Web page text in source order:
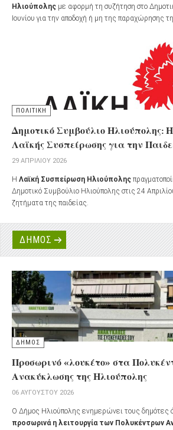
Ηλιούπολης με αφορμή τη συζήτηση στο
Ιουνίου για την αποδοχή ή μη της παραχώρησης
ΠΟΛΙΤΙΚΗ
Δημοτικό Συμβούλιο Ηλιούπολης:
Λαϊκής Συσπείρωσης για την
29 ΑΠΡΙΛΊΟΥ 2026
Η Λαϊκή Συσπείρωση Ηλιούπολης
Δημοτικό Συμβούλιο Ηλιούπολης στις 24
ζητήματα της παιδείας.
ΔΗΜΟΣ
ΔΗΜΟΣ
Προσωρινό «λουκέτο» στα
Ανακύκλωσης της Ηλιούπολης
06 ΑΥΓΟΎΣΤΟΥ 2026
Ο Δήμος Ηλιούπολης ενημερώνει τους δημότες
προσωρινά η λειτουργία των Πολυκέντρων